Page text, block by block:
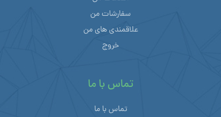
سفارشات من
علاقمندی های من
خروج
تماس با ما
تماس با ما